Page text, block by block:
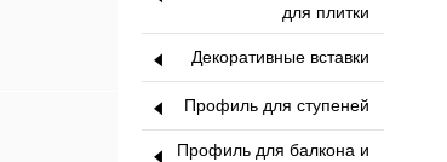
для плитки
Декоративные вставки
Профиль для ступеней
Профиль для балкона и